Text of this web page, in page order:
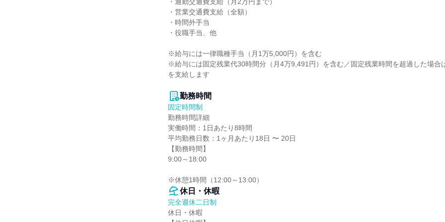
・営業交通費支給（全額）
・時間外手当
・役職手当、他
※給与には一律職種手当（月1万5,000円）を含む
※給与には固定残業代30時間分（月4万9,491円）を含む／固定残業時間を超過した場合
を支給します
勤務時間
固定時間制
勤務時間詳細
実働時間：1日あたり8時間
平均勤務日数：1ヶ月あたり18日 〜 20日
【勤務時間】
9:00～18:00
※休憩1時間（12:00～13:00）
休日・休暇
完全週休二日制
休日・休暇